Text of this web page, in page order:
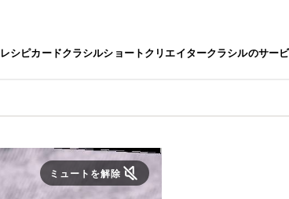
レシピカードクラシルショートクリエイタークラシルのサー
ミュートを解除